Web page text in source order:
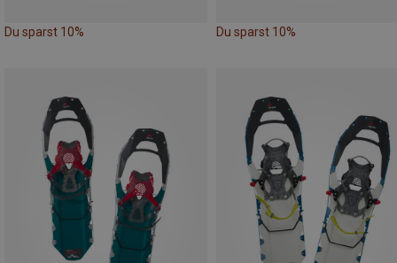
Du sparst 10% Du sparst 10%